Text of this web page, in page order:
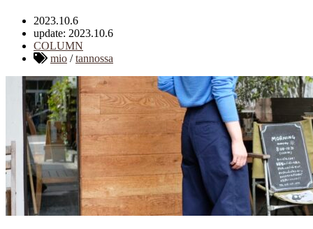
2023.10.6
update: 2023.10.6
COLUMN
mio /tannossa